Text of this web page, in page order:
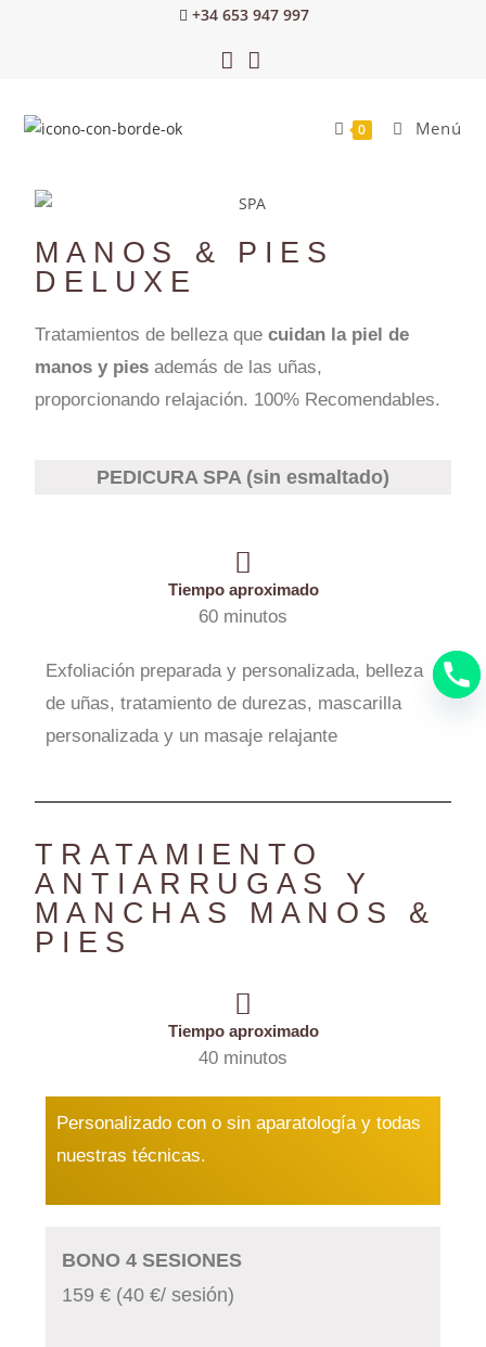
+34 653 947 997
0 Menú
MANOS & PIES
DELUXE
Tratamientos de belleza quecuidan la piel de
manos y pies además de las uñas,
proporcionando relajación. 100% Recomendables.
PEDICURA SPA (sin esmaltado)
Tiempo aproximado
60 minutos
Exfoliación preparada y personalizada, belleza
de uñas, tratamiento de durezas, mascarilla
personalizada y un masaje relajante
TRATAMIENTO
ANTIARRUGAS Y
MANCHAS MANOS &
PIES
Tiempo aproximado
40 minutos
Personalizado con o sin aparatología y todas
nuestras técnicas.
BONO 4 SESIONES
159 € (40 €/ sesión)